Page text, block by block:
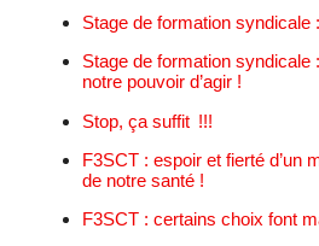
Stage de formation syndicale
Stage de formation
notre pouvoir d’agir !
Stop, ça suffit !!!
F3SCT : espoir et fierté d’un
de notre santé !
F3SCT : certains choix font